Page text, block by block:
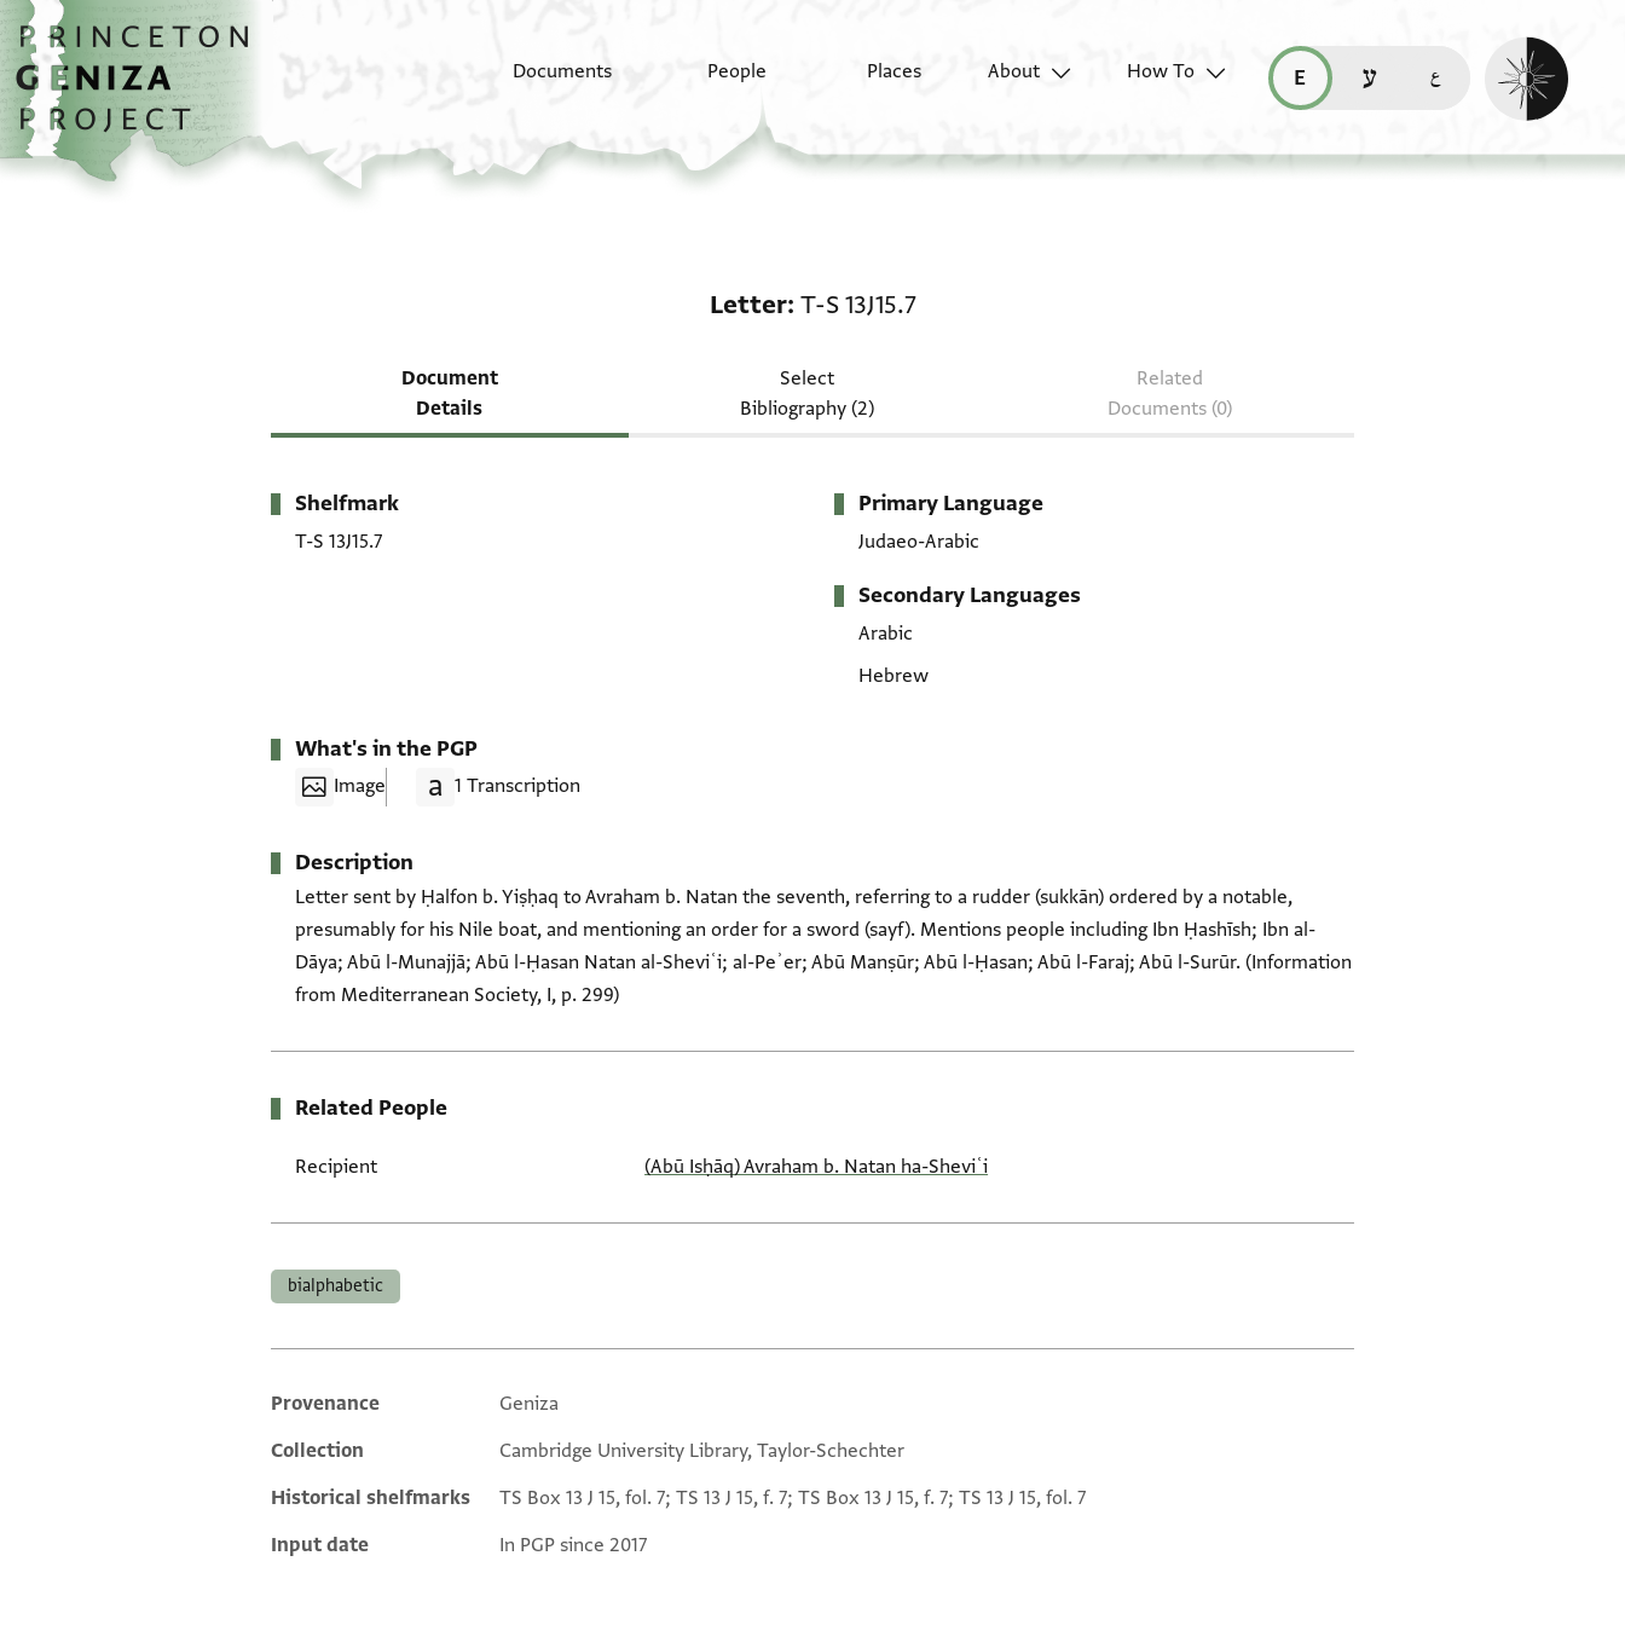
Skip to main content
home
Documents People Places About
How To
read this page in English (en)
קריאת העמוד ב-עברית (he)
Enable dark
Letter T-S 13J15.7
Document
Details
Select
Bibliography (2)
Related
Documents (0)
Metadata
Shelfmark
T-S 13J15.7
Primary Language
Judaeo-Arabic
Secondary Languages
Arabic
Hebrew
What's in the PGP
Image 1 Transcription
Description
Letter sent by Ḥalfon b. Yiṣḥaq to Avraham b. Natan the seventh, referring to a rudder (sukkān) ordered by a notable,
presumably for his Nile boat, and mentioning an order for a sword (sayf). Mentions people including Ibn Ḥashīsh; Ibn al-
Dāya; Abū l-Munajjā; Abū l-Ḥasan Natan al-Sheviʿi; al-Peʾer; Abū Manṣūr; Abū l-Ḥasan; Abū l-Faraj; Abū l-Surūr. (Information
from Mediterranean Society, I, p. 299)
Related People
Recipient (Abū Isḥāq) Avraham b. Natan ha-Sheviʿi
bialphabetic
Additional metadata
Provenance
Geniza
Collection
Cambridge University Library, Taylor-Schechter
Historical shelfmarks
TS Box 13 J 15, fol. 7; TS 13 J 15, f. 7; TS Box 13 J 15, f. 7; TS 13 J 15, fol. 7
Input date
In PGP since 2017